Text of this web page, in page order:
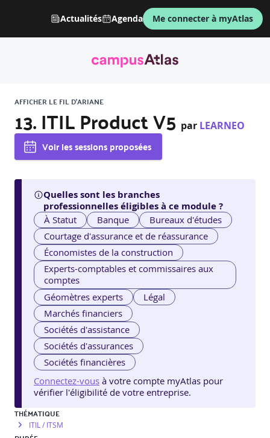
Actualités Agenda Me connecter à myAtlas
AFFICHER LE FIL D'ARIANE
13. ITIL Product V5 par LEARNEO
Voir les sessions proposées
Quelles sont les branches
professionnelles éligibles à ce module ?
À Statut Banque
Bureaux d'études
Courtage d'assurance et de réassurance
Économistes de la construction
Experts-comptables et commissaires aux
comptes
Géomètres experts
Légal
Marchés financiers
Sociétés d'assistance
Sociétés d'assurances
Sociétés financières
Connectez-vous à votre compte myAtlas pour
vérifier l'éligibilité de votre entreprise.
THÉMATIQUE
ITIL / ITSM